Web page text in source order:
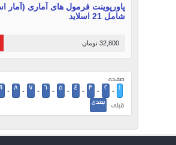
پاورپوینت فرمول های آماری (آمار
شامل 21 اسلاید
32,800 تومان
صفحه
1
-
2
-
3
-
4
-
5
-
6
-
7
-
8
-
9
قبلی · بعدی